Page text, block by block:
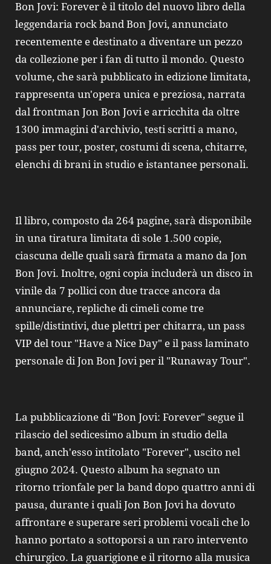
Bon Jovi: Forever è il titolo del nuovo libro della
leggendaria rock band Bon Jovi, annunciato
recentemente e destinato a diventare un pezzo
da collezione per i fan di tutto il mondo. Questo
volume, che sarà pubblicato in edizione limitata,
rappresenta un'opera unica e preziosa, narrata
dal frontman Jon Bon Jovi e arricchita da oltre
1300 immagini d'archivio, testi scritti a mano,
pass per tour, poster, costumi di scena, chitarre,
elenchi di brani in studio e istantanee personali.
Il libro, composto da 264 pagine, sarà disponibile
in una tiratura limitata di sole 1.500 copie,
ciascuna delle quali sarà firmata a mano da Jon
Bon Jovi. Inoltre, ogni copia includerà un disco in
vinile da 7 pollici con due tracce ancora da
annunciare, repliche di cimeli come tre
spille/distintivi, due plettri per chitarra, un pass
VIP del tour "Have a Nice Day" e il pass laminato
personale di Jon Bon Jovi per il "Runaway Tour".
La pubblicazione di "Bon Jovi: Forever" segue il
rilascio del sedicesimo album in studio della
band, anch'esso intitolato "Forever", uscito nel
giugno 2024. Questo album ha segnato un
ritorno trionfale per la band dopo quattro anni di
pausa, durante i quali Jon Bon Jovi ha dovuto
affrontare e superare seri problemi vocali che lo
hanno portato a sottoporsi a un raro intervento
chirurgico. La guarigione e il ritorno alla musica